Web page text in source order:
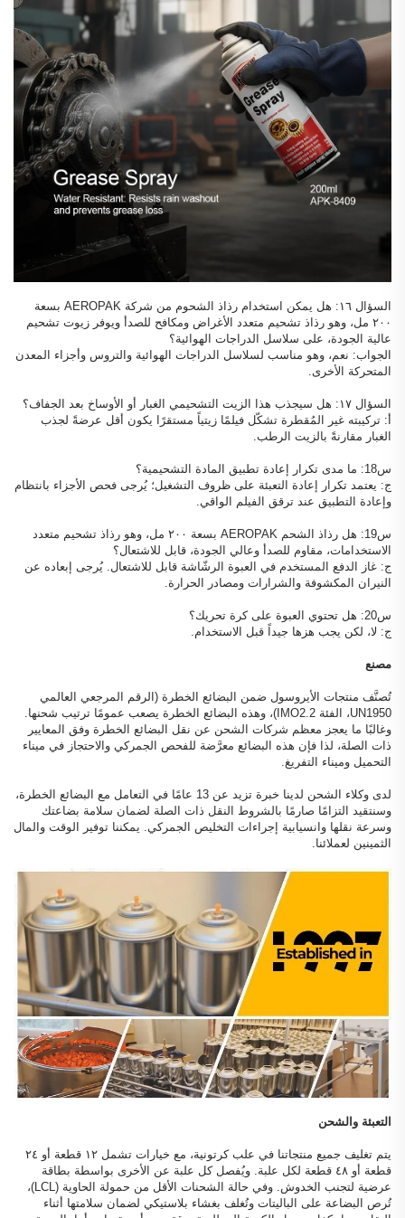
السؤال ١٦: هل يمكن استخدام رذاذ الشحوم من شركة AEROPAK بسعة
٢٠٠ مل، وهو رذاذ تشحيم متعدد الأغراض ومكافح للصدأ ويوفر زيوت تشحيم
عالية الجودة، على سلاسل الدراجات الهوائية؟
الجواب: نعم، وهو مناسب لسلاسل الدراجات الهوائية والتروس وأجزاء المعدن
المتحركة الأخرى.
السؤال ١٧: هل سيجذب هذا الزيت التشحيمي الغبار أو الأوساخ بعد الجفاف؟
أ: تركيبته غير المُقطرة تشكّل فيلمًا زيتياً مستقرًا يكون أقل عرضةً لجذب
الغبار مقارنةً بالزيت الرطب.
س18: ما مدى تكرار إعادة تطبيق المادة التشحيمية؟
ج: يعتمد تكرار إعادة التعبئة على ظروف التشغيل؛ يُرجى فحص الأجزاء بانتظام
وإعادة التطبيق عند ترقق الفيلم الواقي.
س19: هل رذاذ الشحم AEROPAK بسعة ٢٠٠ مل، وهو رذاذ تشحيم متعدد
الاستخدامات، مقاوم للصدأ وعالي الجودة، قابل للاشتعال؟
ج: غاز الدفع المستخدم في العبوة الرشّاشة قابل للاشتعال. يُرجى إبعاده عن
النيران المكشوفة والشرارات ومصادر الحرارة.
س20: هل تحتوي العبوة على كرة تحريك؟
ج: لا، لكن يجب هزها جيداً قبل الاستخدام.
مصنع
تُصنَّف منتجات الأيروسول ضمن البضائع الخطرة (الرقم المرجعي العالمي
UN1950، الفئة IMO2.2)، وهذه البضائع الخطرة يصعب عمومًا ترتيب شحنها.
وغالبًا ما يعجز معظم شركات الشحن عن نقل البضائع الخطرة وفق المعايير
ذات الصلة، لذا فإن هذه البضائع معرَّضة للفحص الجمركي والاحتجاز في ميناء
التحميل وميناء التفريغ.
لدى وكلاء الشحن لدينا خبرة تزيد عن 13 عامًا في التعامل مع البضائع الخطرة،
وسنتقيد التزامًا صارمًا بالشروط النقل ذات الصلة لضمان سلامة بضاعتك
وسرعة نقلها وانسيابية إجراءات التخليص الجمركي. يمكننا توفير الوقت والمال
الثمينين لعملائنا.
التعبئة والشحن
يتم تغليف جميع منتجاتنا في علب كرتونية، مع خيارات تشمل ١٢ قطعة أو ٢٤
قطعة أو ٤٨ قطعة لكل علبة. ويُفصل كل علبة عن الأخرى بواسطة بطاقة
عرضية لتجنب الخدوش. وفي حالة الشحنات الأقل من حمولة الحاوية (LCL)،
تُرص البضاعة على الباليتات وتُغلف بغشاء بلاستيكي لضمان سلامتها أثناء